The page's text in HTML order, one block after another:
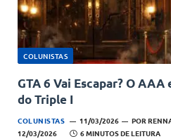
COLUNISTAS
GTA 6 Vai Escapar? O
do Triple I
COLUNISTAS 11/03/2026 POR
12/03/2026
6 MINUTOS DE LEITURA